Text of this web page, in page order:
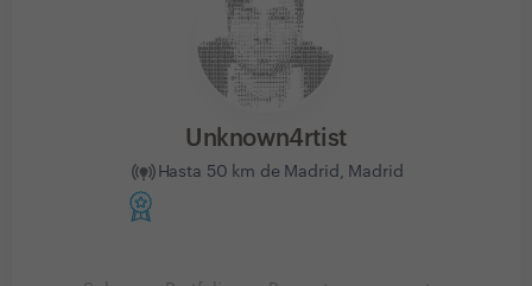
Unknown4rtist
Hasta 50 km de Madrid, Madrid